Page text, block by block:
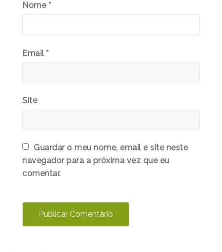
Nome *
Email *
Site
Guardar o meu nome, email e site neste
navegador para a próxima vez que eu
comentar.